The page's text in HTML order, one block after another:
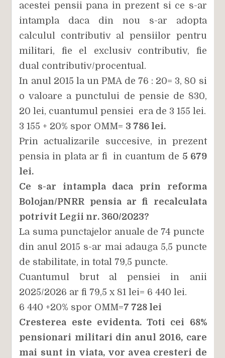
acestei pensii pana in prezent si ce s-ar
intampla daca din nou s-ar adopta
calculul contributiv al pensiilor pentru
militari, fie el exclusiv contributiv, fie
dual contributiv/procentual.
In anul 2015 la un PMA de 76 : 20= 3, 80 si
o valoare a punctului de pensie de 830,
20 lei, cuantumul pensiei era de 3 155 lei.
3 155 + 20% spor OMM= 3 786 lei.
Prin actualizarile succesive, in prezent
pensia in plata ar fi in cuantum de 5 679
lei.
Ce s-ar intampla daca prin reforma
Bolojan/PNRR pensia ar fi recalculata
potrivit Legii nr. 360/2023?
La suma punctajelor anuale de 74 puncte
din anul 2015 s-ar mai adauga 5,5 puncte
de stabilitate, in total 79,5 puncte.
Cuantumul brut al pensiei in anii
2025/2026 ar fi 79,5 x 81 lei= 6 440 lei.
6 440 +20% spor OMM=7 728 lei
Cresterea este evidenta. Toti cei 68%
pensionari militari din anul 2016, care
mai sunt in viata, vor avea cresteri de